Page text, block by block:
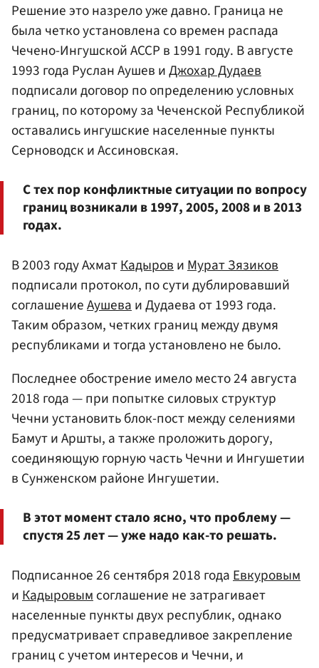
Решение это назрело уже давно. Граница не
была четко установлена со времен распада
Чечено-Ингушской АССР в 1991 году. В августе
1993 года Руслан Аушев иДжохар Дудаев
подписали договор по определению условных
границ, по которому за Чеченской Республикой
оставались ингушские населенные пункты
Серноводск и Ассиновская.
С тех пор конфликтные ситуации по вопросу
границ возникали в 1997, 2005, 2008 и в 2013
годах.
В 2003 году АхматКадыровиМурат Зязиков
подписали протокол, по сути дублировавший
соглашениеАушеваи Дудаева от 1993 года.
Таким образом, четких границ между двумя
республиками и тогда установлено не было.
Последнее обострение имело место 24 августа
2018 года — при попытке силовых структур
Чечни установить блок-пост между селениями
Бамут и Аршты, а также проложить дорогу,
соединяющую горную часть Чечни и Ингушетии
в Сунженском районе Ингушетии.
В этот момент стало ясно, что проблему —
спустя 25 лет — уже надо как-то решать.
Подписанное 26 сентября 2018 годаЕвкуровым
иКадыровымсоглашение не затрагивает
населенные пункты двух республик, однако
предусматривает справедливое закрепление
границ с учетом интересов и Чечни, и